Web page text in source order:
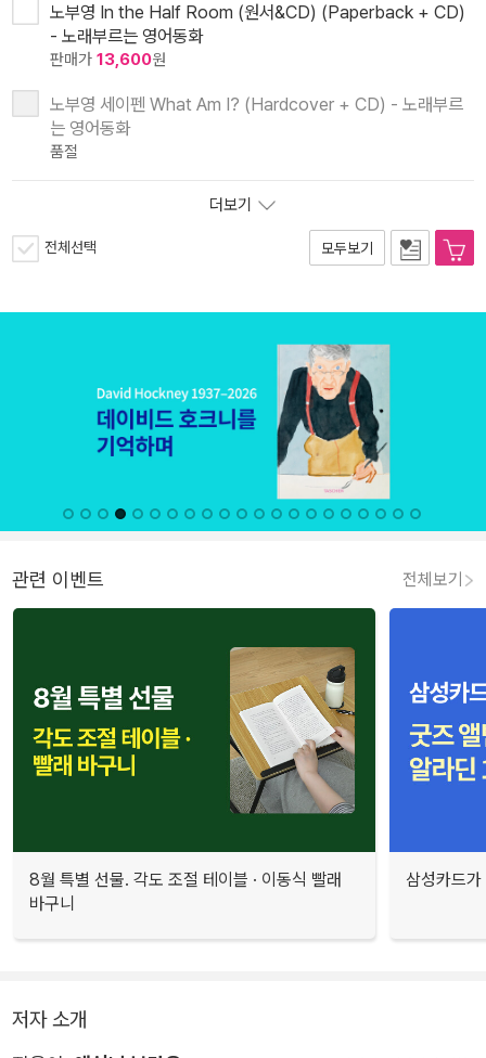
노부영 In the Half Room (원서&CD) (Paperback + CD)
- 노래부르는 영어동화
판매가 13,600원
노부영 세이펜 What Am I? (Hardcover + CD) - 노래부르
는 영어동화
품절
더보기
전체선택 모두보기
관련 이벤트 전체보기
8월 특별 선물. 각도 조절 테이블 · 이동식 빨래
바구니
삼성카드
저자 소개